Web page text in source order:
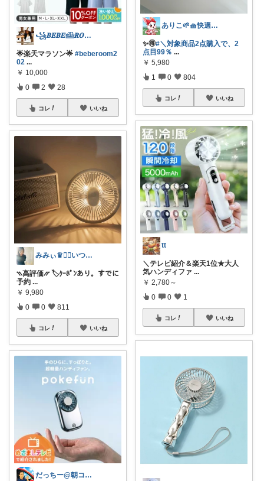
꧁𝑩𝑬𝑩𝑬𓊝𝑹𝑶𝑶𝑴꧂
🌟楽天マラソン🌟 #beberoom2
02 ...
￥ 10,000
0 2 28
コレ いいね
みみぃ♛👯‍♀️いつもありがとう🎪
⳹高評価⳼ 🏷️ｸｰﾎﾟﾝあり。すでに
予約 ...
￥ 9,980
0 0 811
コレ いいね
だっちー@朝コレ5時🚗カー用品探求家
ありこ🌱🧺快適な暮らし雑貨🌻
✨️🉐#＼対象商品2点購入で、2
点目99％ ...
￥ 5,980
1 0 804
コレ いいね
tt
＼テレビ紹介＆楽天1位★大人
気ハンディファ ...
￥ 2,780～
0 0 1
コレ いいね